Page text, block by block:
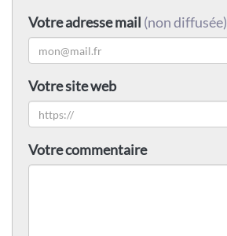
Votre adresse mail (non diffusée)
Votre site web
Votre commentaire